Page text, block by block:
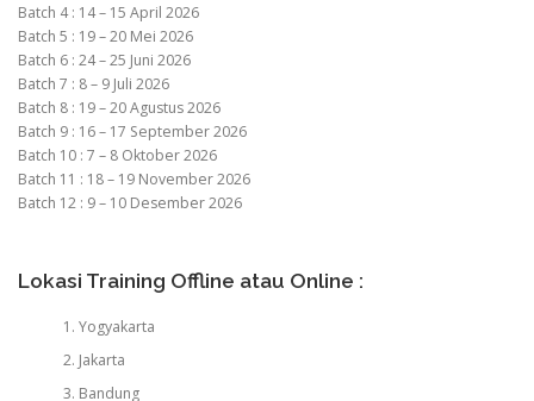
Batch 4 : 14 – 15 April 2026
Batch 5 : 19 – 20 Mei 2026
Batch 6 : 24 – 25 Juni 2026
Batch 7 : 8 – 9 Juli 2026
Batch 8 : 19 – 20 Agustus 2026
Batch 9 : 16 – 17 September 2026
Batch 10 : 7 – 8 Oktober 2026
Batch 11 : 18 – 19 November 2026
Batch 12 : 9 – 10 Desember 2026
Lokasi Training Offline atau Online :
Yogyakarta
Jakarta
Bandung